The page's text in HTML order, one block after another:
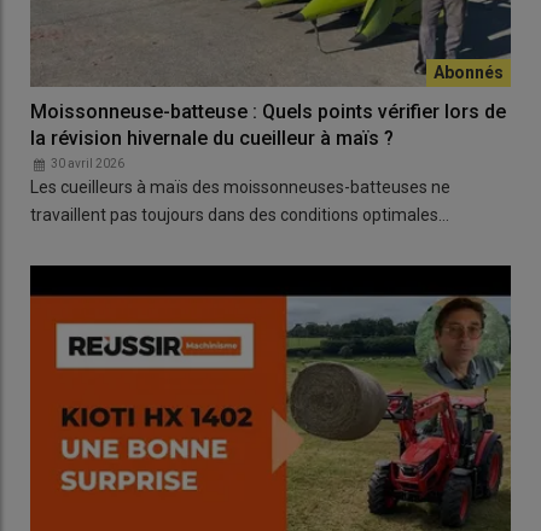
Moissonneuse-batteuse : Quels points vérifier lors de
la révision hivernale du cueilleur à maïs ?
30 avril 2026
Les cueilleurs à maïs des moissonneuses-batteuses ne
travaillent pas toujours dans des conditions optimales…